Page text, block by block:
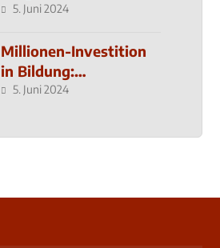
5. Juni 2024
Millionen-Investition
in Bildung:
Schulzentrum-Neubau
5. Juni 2024